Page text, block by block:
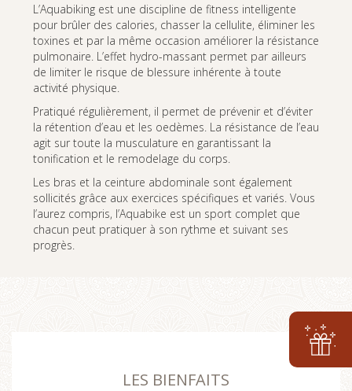
L’Aquabiking est une discipline de fitness intelligente
pour brûler des calories, chasser la cellulite, éliminer les
toxines et par la même occasion améliorer la résistance
pulmonaire. L’effet hydro-massant permet par ailleurs
de limiter le risque de blessure inhérente à toute
activité physique.
Pratiqué régulièrement, il permet de prévenir et d’éviter
la rétention d’eau et les oedèmes. La résistance de l’eau
agit sur toute la musculature en garantissant la
tonification et le remodelage du corps.
Les bras et la ceinture abdominale sont également
sollicités grâce aux exercices spécifiques et variés. Vous
l’aurez compris, l’Aquabike est un sport complet que
chacun peut pratiquer à son rythme et suivant ses
progrès.
LES BIENFAITS